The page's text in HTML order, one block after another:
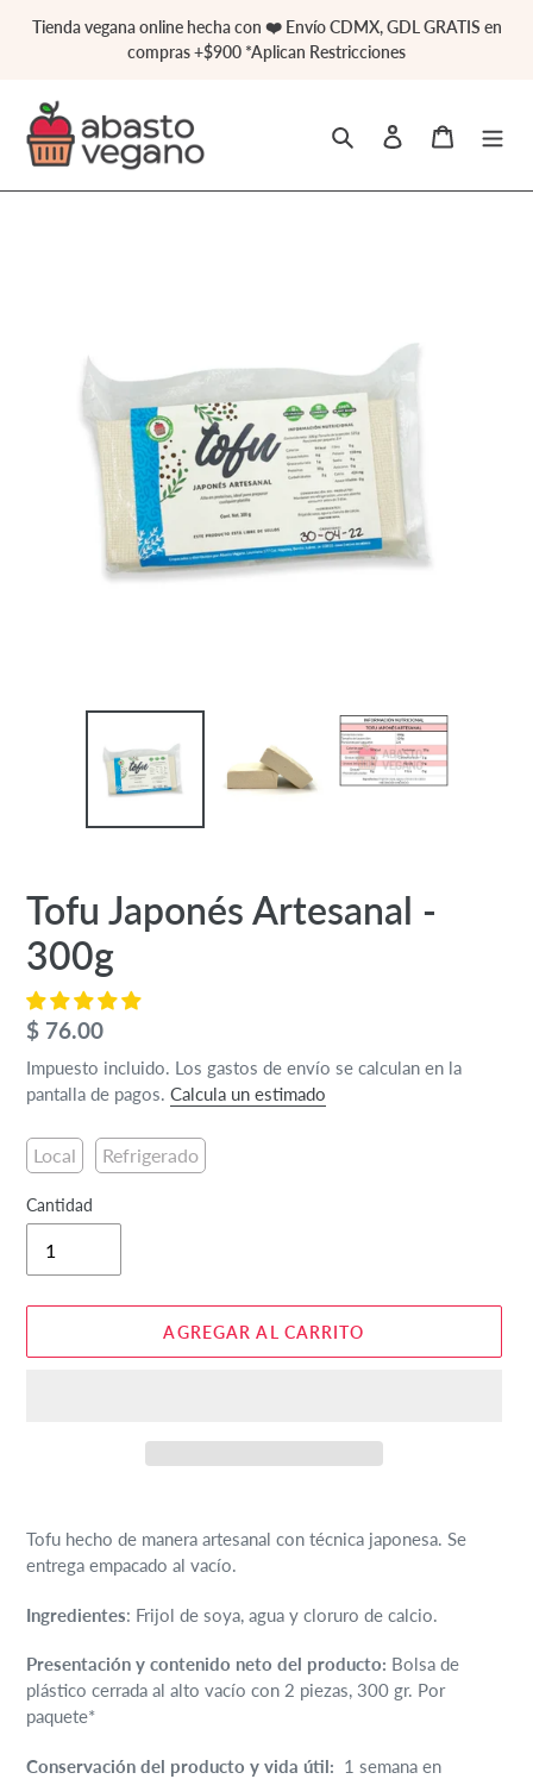
directamente
contenido
Tienda vegana online hecha con ❤️ Envío CDMX, GDL GRATIS en
compras +$900 *Aplican Restricciones
Buscar Ingresar Carrito
Tofu Japonés Artesanal -
300g
Precio
habitual
$ 76.00
Impuesto incluido. Los gastos de envío se calculan en la
pantalla de pagos. Calcula un estimado
Local Refrigerado
Cantidad
AGREGAR AL CARRITO
el
producto
tu
de
compra
Tofu hecho de manera artesanal con técnica japonesa. Se
entrega empacado al vacío.
Ingredientes: Frijol de soya, agua y cloruro de calcio.
Presentación y contenido neto del producto: Bolsa de
plástico cerrada al alto vacío con 2 piezas, 300 gr. Por
paquete*
Conservación del producto y vida útil: 1 semana en